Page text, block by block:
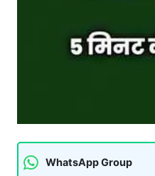
WhatsApp Group